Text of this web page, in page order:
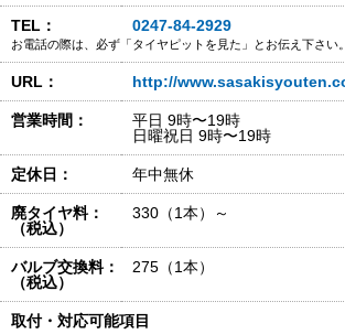
TEL： 0247-84-2929
お電話の際は、必ず「タイヤピットを見た」とお伝え下さい。
URL： http://
営業時間：
平日 9時〜19時
日曜祝日 9時〜19時
定休日： 年中無休
廃タイヤ料：
（税込）
330（1本）～
バルブ交換料：
（税込）
275（1本）
取付・対応可能項目